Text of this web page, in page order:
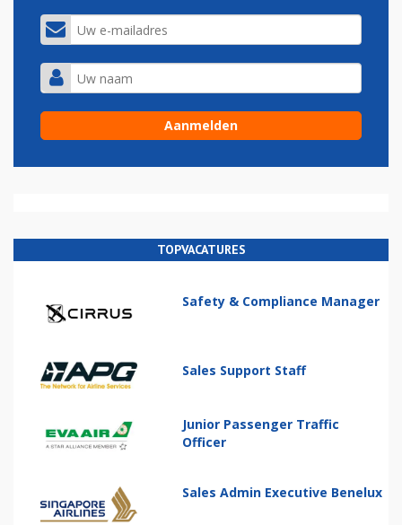
TOPVACATURES
Safety & Compliance Manager
Sales Support Staff
Junior Passenger Traffic
Officer
Sales Admin Executive Benelux